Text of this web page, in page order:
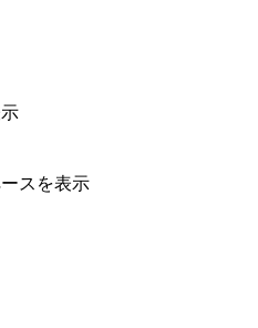
スを表示